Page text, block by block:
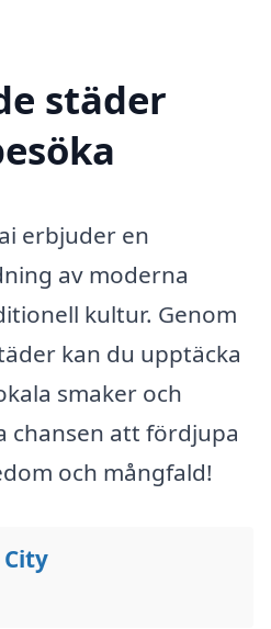
städer
erbjuder en
av moderna
kultur. Genom
kan du upptäcka
smaker och
chansen att fördjupa
och mångfald!